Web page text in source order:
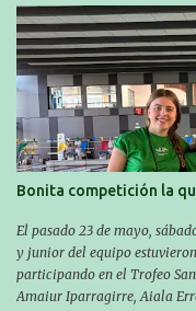
sábado por la tarde a las
en el polideportivo Antzizar
Contreras , en una mañana
Las pruebas empezarán a
australianas y después
participantes. Toda la
encontraréis en nuestra web,
https://
p06awl ¡Mucha suert...
Bonita competición la
El pasado 23 de mayo,
y junior del equipo
participando en el Trofeo
Amaiur Iparragirre, Aiala